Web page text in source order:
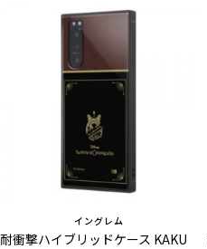
イングレム
耐衝撃ハイブリッドケース KAKU